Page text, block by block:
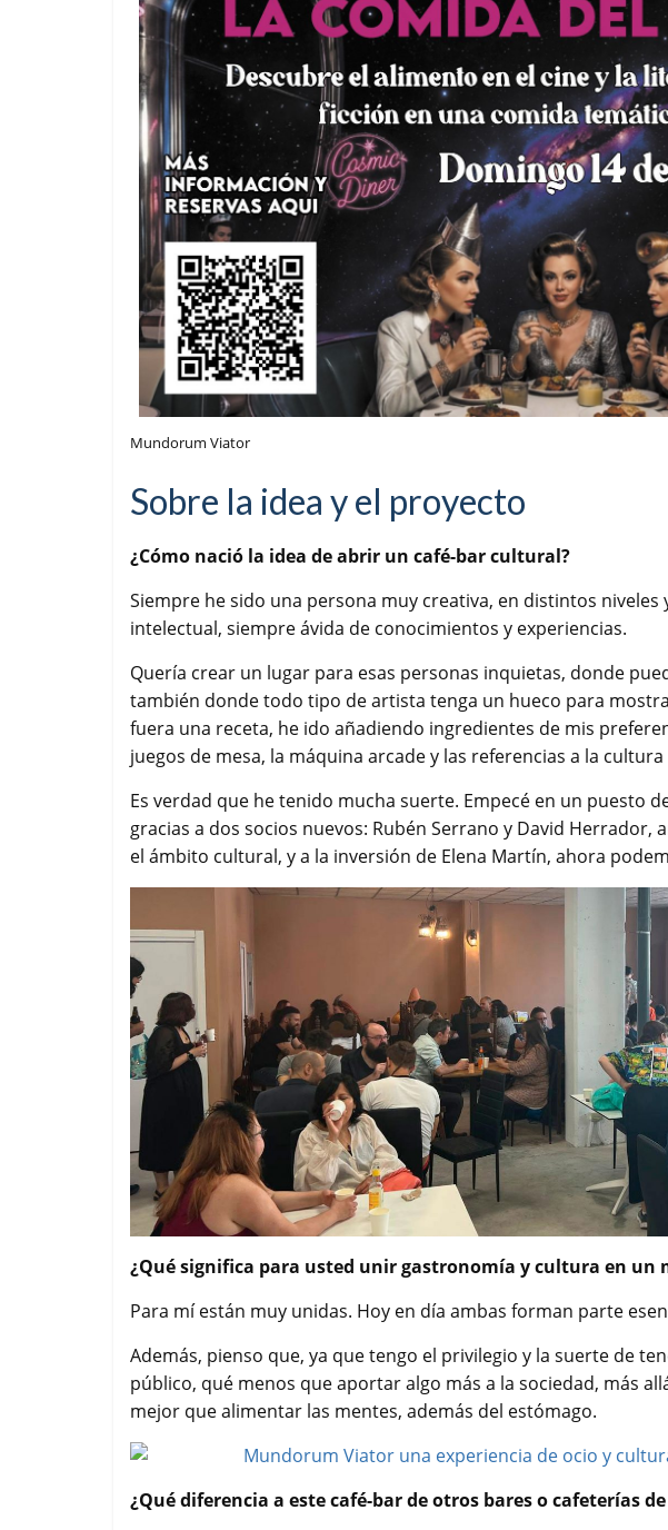
Mundorum Viator
Sobre la idea y el proyecto
¿Cómo nació la idea de abrir un café-bar cultural?
Siempre he sido una persona muy creativa, en distintos
intelectual, siempre ávida de conocimientos y experiencias.
Quería crear un lugar para esas personas inquietas, donde
también donde todo tipo de artista tenga un hueco para
fuera una receta, he ido añadiendo ingredientes de mis
juegos de mesa, la máquina arcade y las referencias a la
Es verdad que he tenido mucha suerte. Empecé en un puesto
gracias a dos socios nuevos: Rubén Serrano y David Herrador,
el ámbito cultural, y a la inversión de Elena Martín, ahora
¿Qué significa para usted unir gastronomía y cultura en un
Para mí están muy unidas. Hoy en día ambas forman parte
Además, pienso que, ya que tengo el privilegio y la suerte de
público, qué menos que aportar algo más a la sociedad, más
mejor que alimentar las mentes, además del estómago.
¿Qué diferencia a este café-bar de otros bares o cafeterías